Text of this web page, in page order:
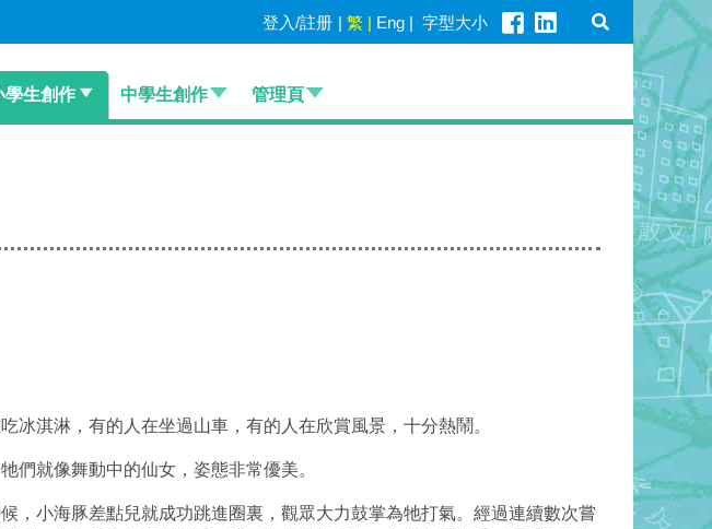
登入/註册 | 繁 | Eng | 字型大小
學生創作 中學生創作 管理頁
淇淋，有的人在坐過山車，有的人在欣賞風景，十分熱鬧。
就像舞動中的仙女，姿態非常優美。
小海豚差點兒就成功跳進圈裏，觀眾大力鼓掌為牠打氣。經過連續數次嘗